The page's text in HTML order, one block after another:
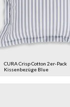
CURA Crisp Cotton 2er-Pack
Kissenbezüge Blue